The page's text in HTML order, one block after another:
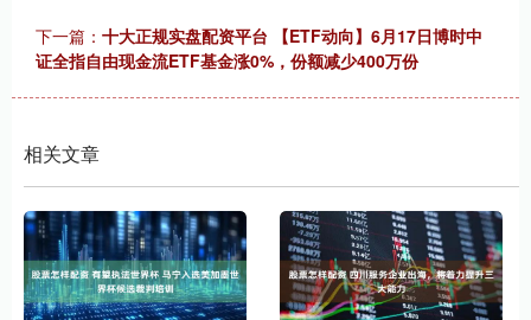
下一篇： 十大正规实盘配资平台 【ETF动向】6月17日博时中
证全指自由现金流ETF基金涨0%，份额减少400万份
相关文章